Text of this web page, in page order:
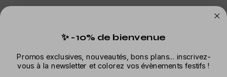
✨ -10% de bienvenue
Promos exclusives, nouveautés, bons plans... inscrivez-
vous à la newsletter et colorez vos évènements festifs !